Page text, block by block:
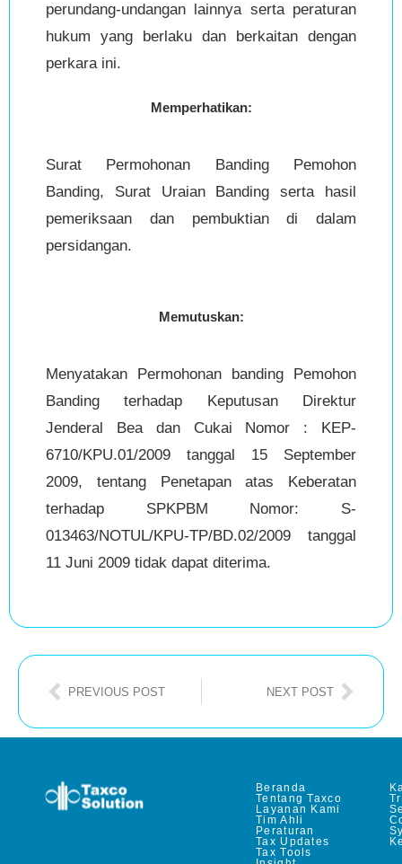
perundang-undangan lainnya serta peraturan
hukum yang berlaku dan berkaitan dengan
perkara ini.
Memperhatikan:
Surat Permohonan Banding Pemohon
Banding, Surat Uraian Banding serta hasil
pemeriksaan dan pembuktian di dalam
persidangan.
Memutuskan:
Menyatakan Permohonan banding Pemohon
Banding terhadap Keputusan Direktur
Jenderal Bea dan Cukai Nomor : KEP-
6710/KPU.01/2009 tanggal 15 September
2009, tentang Penetapan atas Keberatan
terhadap SPKPBM Nomor: S-
013463/NOTUL/KPU-TP/BD.02/2009 tanggal
11 Juni 2009 tidak dapat diterima.
PREVIOUS POST NEXT POST
Beranda
Tentang Taxco
Layanan Kami
Tim Ahli
Peraturan
Tax Updates
Tax Tools